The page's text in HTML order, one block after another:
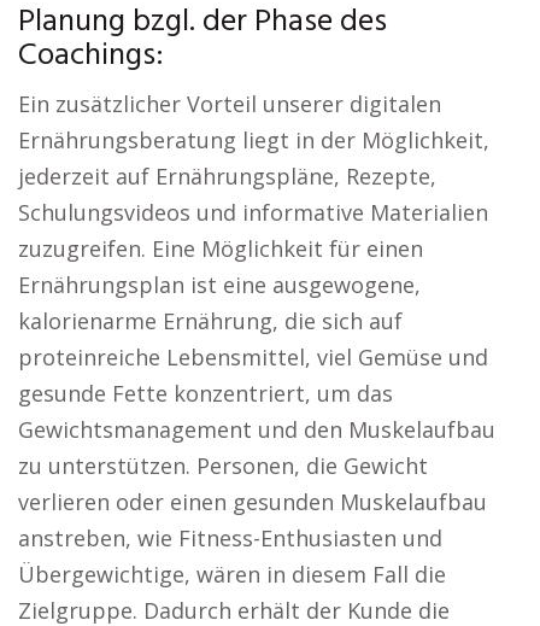
Planung bzgl. der Phase des
Coachings:
Ein zusätzlicher Vorteil unserer digitalen
Ernährungsberatung liegt in der Möglichkeit,
jederzeit auf Ernährungspläne, Rezepte,
Schulungsvideos und informative Materialien
zuzugreifen. Eine Möglichkeit für einen
Ernährungsplan ist eine ausgewogene,
kalorienarme Ernährung, die sich auf
proteinreiche Lebensmittel, viel Gemüse und
gesunde Fette konzentriert, um das
Gewichtsmanagement und den Muskelaufbau
zu unterstützen. Personen, die Gewicht
verlieren oder einen gesunden Muskelaufbau
anstreben, wie Fitness-Enthusiasten und
Übergewichtige, wären in diesem Fall die
Zielgruppe. Dadurch erhält der Kunde die